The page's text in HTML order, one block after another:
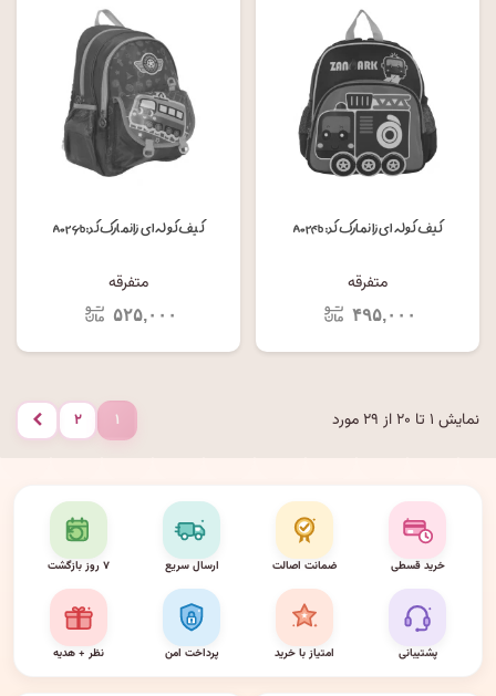
کیف کوله ای زانمارک کد: A۰۲۴b
متفرقه
۴۹۵,۰۰۰
کیف کوله ای زانمارک کد: A۰۲۶b
متفرقه
۵۲۵,۰۰۰
نمایش ۱ تا ۲۰ از ۲۹ مورد ۱ ۲ بعدی
خرید قسطی ضمانت اصالت ارسال سریع ۷ روز بازگشت
پشتیبانی امتیاز با خرید پرداخت امن نظر + هدیه